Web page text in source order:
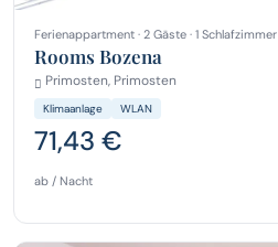
Ferienappartment · 2 Gäste · 1 Schlafzimmer
Rooms Bozena
Primosten, Primosten
Klimaanlage WLAN
71,43 €
ab / Nacht